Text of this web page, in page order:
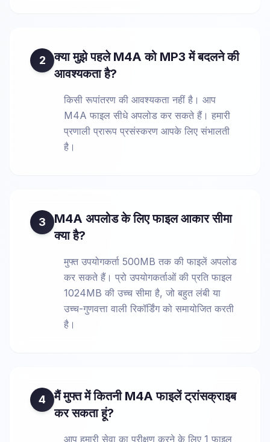
2
क्या मुझे पहले M4A को MP3 में बदलने की
आवश्यकता है?
किसी रूपांतरण की आवश्यकता नहीं है। आप
M4A फाइल सीधे अपलोड कर सकते हैं। हमारी
प्रणाली प्रारूप प्रसंस्करण आपके लिए संभालती
है।
3
M4A अपलोड के लिए फाइल आकार सीमा
क्या है?
मुफ्त उपयोगकर्ता 500MB तक की फाइलें अपलोड
कर सकते हैं। प्रो उपयोगकर्ताओं की प्रति फाइल
1024MB की उच्च सीमा है, जो बहुत लंबी या
उच्च-गुणवत्ता वाली रिकॉर्डिंग को समायोजित करती
है।
4
मैं मुफ्त में कितनी M4A फाइलें ट्रांसक्राइब
कर सकता हूं?
आप हमारी सेवा का परीक्षण करने के लिए 1 फाइल